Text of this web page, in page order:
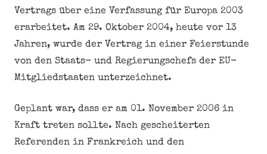
Vertrags über eine Verfassung für Europa 2003
erarbeitet. Am 29. Oktober 2004, heute vor 13
Jahren, wurde der Vertrag in einer Feierstunde
von den Staats- und Regierungschefs der EU-
Mitgliedstaaten unterzeichnet.
Geplant war, dass er am 01. November 2006 in
Kraft treten sollte. Nach gescheiterten
Referenden in Frankreich und den